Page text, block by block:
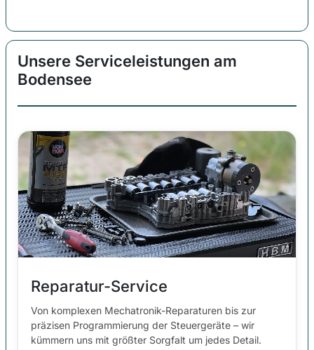
Unsere Serviceleistungen am
Bodensee
Reparatur-Service
Von komplexen Mechatronik-Reparaturen bis zur
präzisen Programmierung der Steuergeräte – wir
kümmern uns mit größter Sorgfalt um jedes Detail.